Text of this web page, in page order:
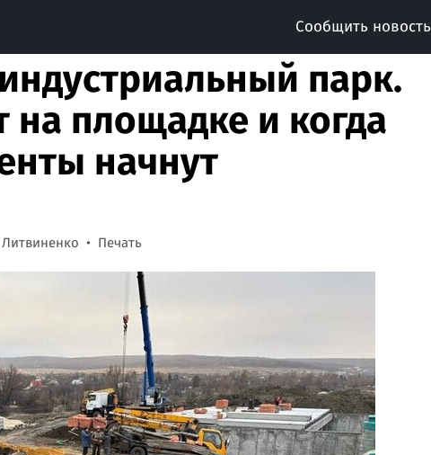
Сообщить новость
парк.
на площадке и когда
начнут
Печать